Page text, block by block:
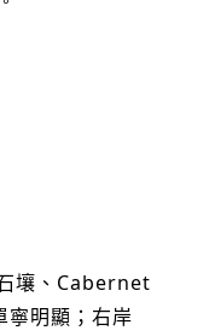
壤、Cabernet
明顯；右岸